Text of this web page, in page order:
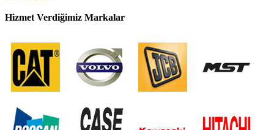
Hizmet Verdiğimiz Markalar